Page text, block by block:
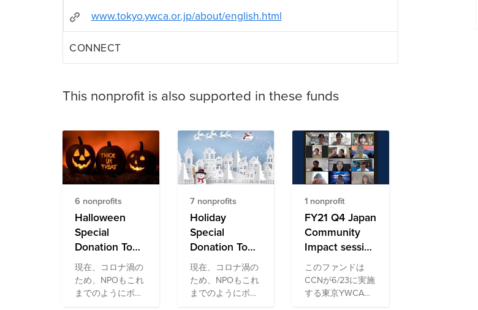
www.tokyo.ywca.or.jp/about/english.html
CONNECT
This nonprofit is also supported in these funds
6 nonprofits
Halloween
Special
Donation To
Japanese
Society Fund
現在、コロナ渦の
ため、NPOもこれ
までのようにボラ
ンティア活動がで
7 nonprofits
Holiday
Special
Donation To
Japanese
Society Fund
現在、コロナ渦の
ため、NPOもこれ
までのようにボラ
ンティア活動がで
1 nonprofit
FY21 Q4 Japan
Community
Impact session
for Tokyo
YWCA Fund
このファンドは
CCNが6/23に実施
する東京YWCA様
をお招きして実施